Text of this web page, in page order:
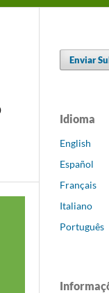
Enviar
Idioma
English
Español
Français
Italiano
Português